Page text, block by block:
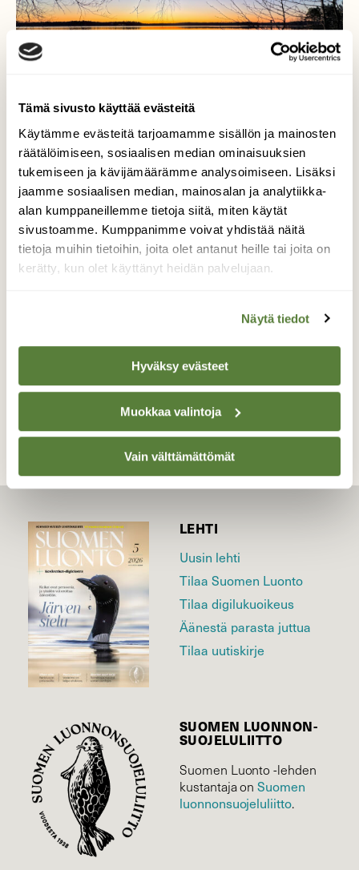
Tämä sivusto käyttää evästeitä
Käytämme evästeitä tarjoamamme sisällön ja mainosten
räätälöimiseen, sosiaalisen median ominaisuuksien
tukemiseen ja kävijämäärämme analysoimiseen. Lisäksi
jaamme sosiaalisen median, mainosalan ja analytiikka-
alan kumppaneillemme tietoja siitä, miten käytät
sivustoamme. Kumppanimme voivat yhdistää näitä
tietoja muihin tietoihin, joita olet antanut heille tai joita on
kerätty, kun olet käyttänyt heidän palvelujaan.
Näytä tiedot
Hyväksy evästeet
Muokkaa valintoja
Vain välttämättömät
Littoistenjärvi Klo:05.33
Peilityyni Littoistenjärvi 21.4.2026 Klo:05.33
Kaarina
Valokuvaaja: Juhani Peltonen, Kaarina 21.4.2026
LEHTI
Uusin lehti
Tilaa Suomen Luonto
Tilaa digilukuoikeus
Äänestä parasta juttua
Tilaa uutiskirje
SUOMEN LUONNON­
SUOJELU­LIITTO
Suomen Luonto -lehden
kustantaja onSuomen
luonnonsuojelu­liitto.